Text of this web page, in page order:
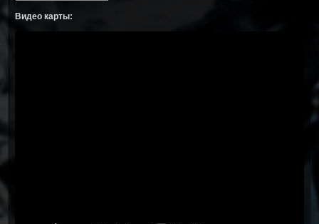
Видео карты: